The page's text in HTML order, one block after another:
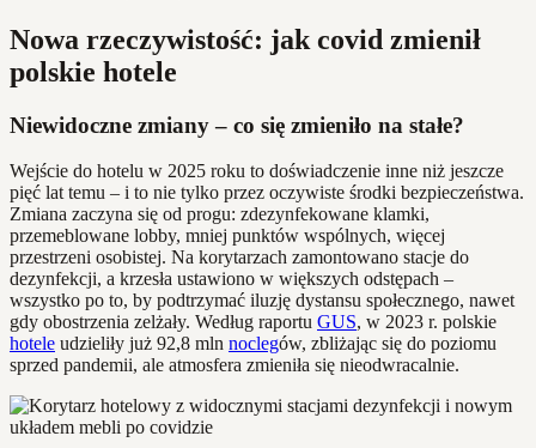
Nowa rzeczywistość: jak covid zmienił
polskie hotele
Niewidoczne zmiany – co się zmieniło na stałe?
Wejście do hotelu w 2025 roku to doświadczenie inne niż jeszcze
pięć lat temu – i to nie tylko przez oczywiste środki bezpieczeństwa.
Zmiana zaczyna się od progu: zdezynfekowane klamki,
przemeblowane lobby, mniej punktów wspólnych, więcej
przestrzeni osobistej. Na korytarzach zamontowano stacje do
dezynfekcji, a krzesła ustawiono w większych odstępach –
wszystko po to, by podtrzymać iluzję dystansu społecznego, nawet
gdy obostrzenia zelżały. Według raportu GUS, w 2023 r. polskie
hotele udzieliły już 92,8 mln noclegów, zbliżając się do poziomu
sprzed pandemii, ale atmosfera zmieniła się nieodwracalnie.